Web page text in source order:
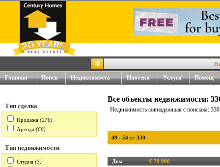
Наш
Главная Поиск Недвижимость Ипотеки Услуги Помощ
Тип сделка
Продажа (270)
Аренда (60)
Тип недвижимости
Студия (3)
Все объекты недвижимости:
Недвижимость совпадающая с поиском: 330
49 - 54 от 330
Дом € 79 900